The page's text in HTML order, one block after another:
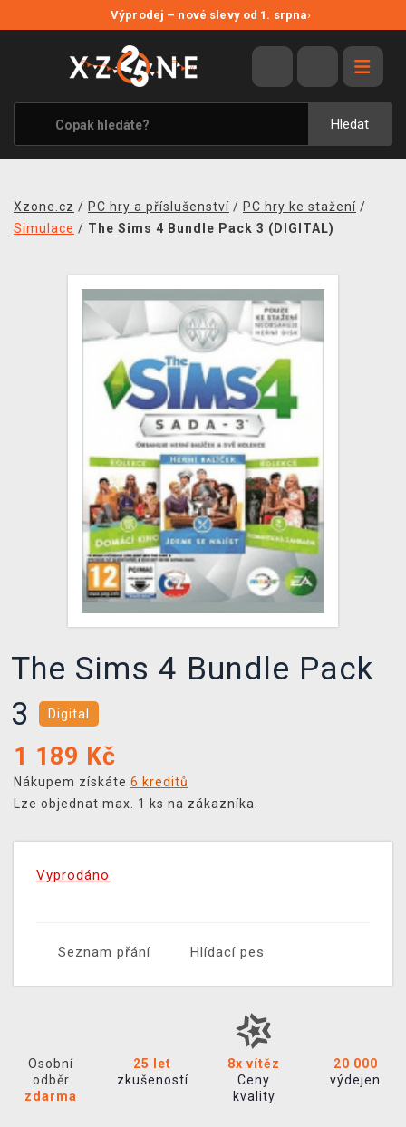
Výprodej – nové slevy od 1. srpna›
Hledat
VÝPRODEJ
VIDEOHRY
XZONE ORIGINALS
TÉMATIKY
MERCHANDISE
KONTAKT
XZONE KLUB
TCG & BOARDGAME HUB
VÝKUP HER (BAZAR)
Xzone.cz / PC hry a příslušenství / PC hry ke stažení /
Simulace / The Sims 4 Bundle Pack 3 (DIGITAL)
The Sims 4 Bundle Pack
3
Digital
1 189 Kč
Nákupem získáte 6 kreditů
Lze objednat max. 1 ks na zákazníka.
Vyprodáno
Seznam přání Hlídací pes
Osobní
odběr
zdarma
25 let
zkušeností
8x vítěz
Ceny
kvality
20 000
výdejen